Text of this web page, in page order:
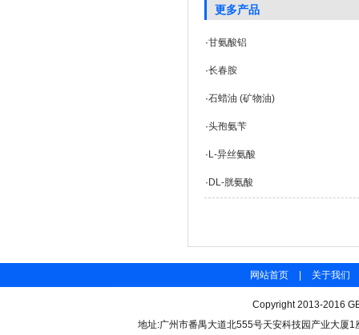
更多产品
·甘氨酸铝
·长春胺
·石蜡油 (矿物油)
·头孢氨苄
· L-异丝氨酸
· DL-胱氨酸
网站首页 关于我们
Copyright 2013-2016
地址:广州市番禺大道北555号天安科技园产业大厦